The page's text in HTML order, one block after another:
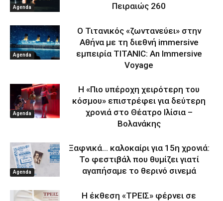
Agenda
Πειραιώς 260
Agenda
Ο Τιτανικός «ζωντανεύει» στην
Αθήνα με τη διεθνή immersive
εμπειρία TITANIC: An Immersive
Voyage
Agenda
Η «Πιο υπέροχη χειρότερη του
κόσμου» επιστρέφει για δεύτερη
χρονιά στο Θέατρο Ιλίσια –
Βολανάκης
Agenda
Ξαφνικά… καλοκαίρι για 15η χρονιά:
Το φεστιβάλ που θυμίζει γιατί
αγαπήσαμε το θερινό σινεμά
Η έκθεση «ΤΡΕΙΣ» φέρνει σε